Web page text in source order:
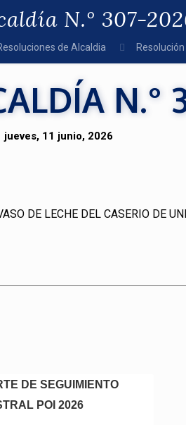
N.° 307-
de Alcaldia
N.°
jueves, 11 junio, 2026
DE LECHE DEL CASERIO DE
DE SEGUIMIENTO
POI 2026